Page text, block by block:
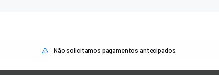
Não solicitamos pagamentos antecipados.